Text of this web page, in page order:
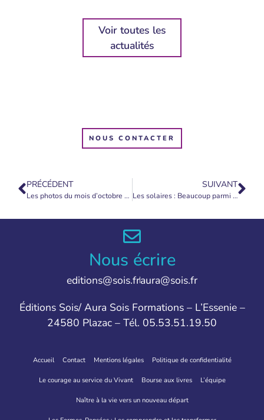
Voir toutes les
actualités
NOUS CONTACTER
PRÉCÉDENT
Les photos du mois d’octobre 2022
SUIVANT
Les solaires : Beaucoup parmi vous font déjà partie des troupes de lumière au sol
Nous écrire
editions@sois.fraura@sois.fr
Éditions Sois/ Aura Sois Formations – L’Essenie –
24580 Plazac – Tél. 05.53.51.19.50
Accueil Contact Mentions légales Politique de confidentialité
Le courage au service du Vivant Bourse aux livres L’équipe
Naître à la vie vers un nouveau départ